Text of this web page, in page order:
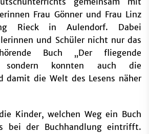
Frau Gönner und Frau Linz
Rieck in Aulendorf. Dabei
und Schüler nicht nur das
Buch „Der fliegende
sondern konnten auch die
damit die Welt des Lesens näher
Kinder, welchen Weg ein Buch
bei der Buchhandlung eintrifft.